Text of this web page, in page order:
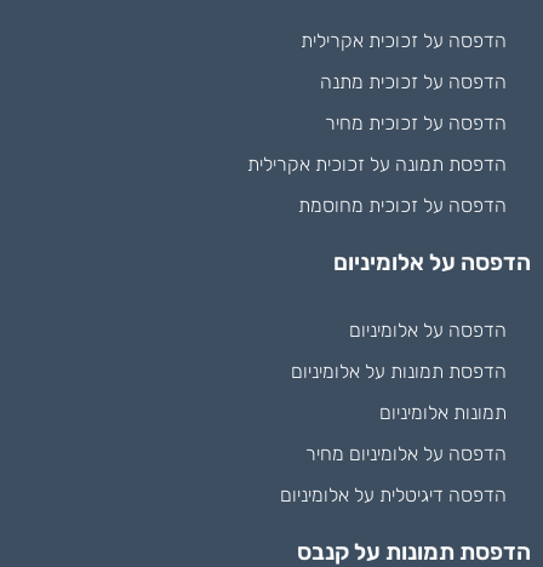
הדפסה על זכוכית אקרילית
הדפסה על זכוכית מתנה
הדפסה על זכוכית מחיר
הדפסת תמונה על זכוכית אקרילית
הדפסה על זכוכית מחוסמת
הדפסה על אלומיניום
הדפסה על אלומיניום
הדפסת תמונות על אלומיניום
תמונות אלומיניום
הדפסה על אלומיניום מחיר
הדפסה דיגיטלית על אלומיניום
הדפסת תמונות על קנבס